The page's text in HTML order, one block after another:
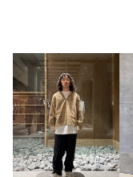
り、実際の色味と異な
※モデル着用画像の商
様、加工、サイズ、素
店舗へお問い合わせの
で下記の品名/品番を
品名：LFU LI/PL CHK
Check the